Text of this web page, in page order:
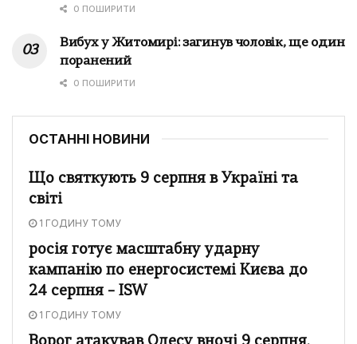
0 ПОШИРИТИ
Вибух у Житомирі: загинув чоловік, ще один
поранений
0 ПОШИРИТИ
ОСТАННІ НОВИНИ
Що святкують 9 серпня в Україні та
світі
1 ГОДИНУ ТОМУ
росія готує масштабну ударну
кампанію по енергосистемі Києва до
24 серпня – ISW
1 ГОДИНУ ТОМУ